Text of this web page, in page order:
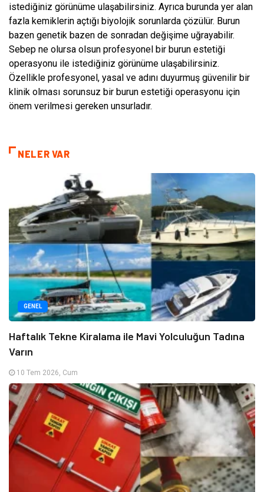
istediğiniz görünüme ulaşabilirsiniz. Ayrıca burunda yer alan
fazla kemiklerin açtığı biyolojik sorunlarda çözülür. Burun
bazen genetik bazen de sonradan değişime uğrayabilir.
Sebep ne olursa olsun profesyonel bir burun estetiği
operasyonu ile istediğiniz görünüme ulaşabilirsiniz.
Özellikle profesyonel, yasal ve adını duyurmuş güvenilir bir
klinik olması sorunsuz bir burun estetiği operasyonu için
önem verilmesi gereken unsurladır.
NELER VAR
GENEL
Haftalık Tekne Kiralama ile Mavi Yolculuğun Tadına
Varın
10 Tem 2026, Cum